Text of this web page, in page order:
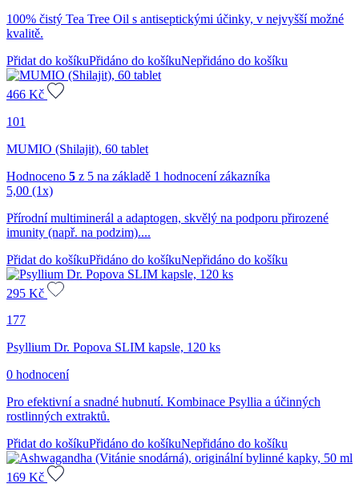
100% čistý Tea Tree Oil s antiseptickými účinky, v nejvyšší možné
kvalitě.
Přidat do košíkuPřidáno do košíkuNepřidáno do košíku
466 Kč
101
MUMIO (Shilajit), 60 tablet
Hodnoceno 5 z 5 na základě 1 hodnocení zákazníka
5,00 (1x)
Přírodní multiminerál a adaptogen, skvělý na podporu přirozené
imunity (např. na podzim)....
Přidat do košíkuPřidáno do košíkuNepřidáno do košíku
295 Kč
177
Psyllium Dr. Popova SLIM kapsle, 120 ks
0 hodnocení
Pro efektivní a snadné hubnutí. Kombinace Psyllia a účinných
rostlinných extraktů.
Přidat do košíkuPřidáno do košíkuNepřidáno do košíku
169 Kč